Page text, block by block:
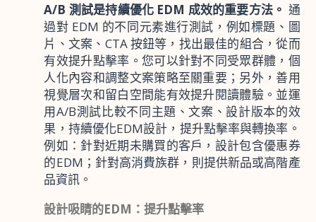
A/B 測試是持續優化 EDM 成效的重要方法。 通
過對 EDM 的不同元素進行測試，例如標題、圖
片、文案、CTA 按鈕等，找出最佳的組合，從而
有效提升點擊率。您可以針對不同受眾群體，個
人化內容和調整文案策略至關重要；另外，善用
視覺層次和留白空間能有效提升閱讀體驗。並運
用A/B測試比較不同主題、文案、設計版本的效
果，持續優化EDM設計，提升點擊率與轉換率。
例如：針對近期未購買的客戶，設計包含優惠券
的EDM；針對高消費族群，則提供新品或高階產
品資訊。
設計吸睛的EDM：提升點擊率